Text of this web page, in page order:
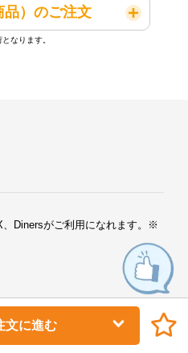
文に進む
品）のご注文
なります。
Dinersがご利用になれます。※
払いです。銀行振込でお支払い
の会員登録が必要です